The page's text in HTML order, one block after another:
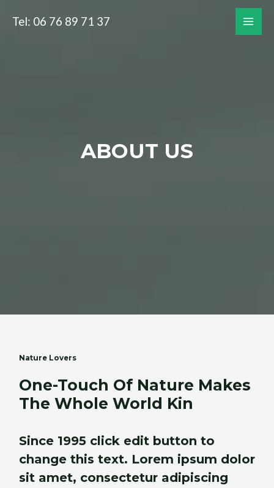
Tel: 06 76 89 71 37
ABOUT US
Nature Lovers
One-Touch Of Nature Makes
The Whole World Kin
Since 1995 click edit button to
change this text. Lorem ipsum dolor
sit amet, consectetur adipiscing